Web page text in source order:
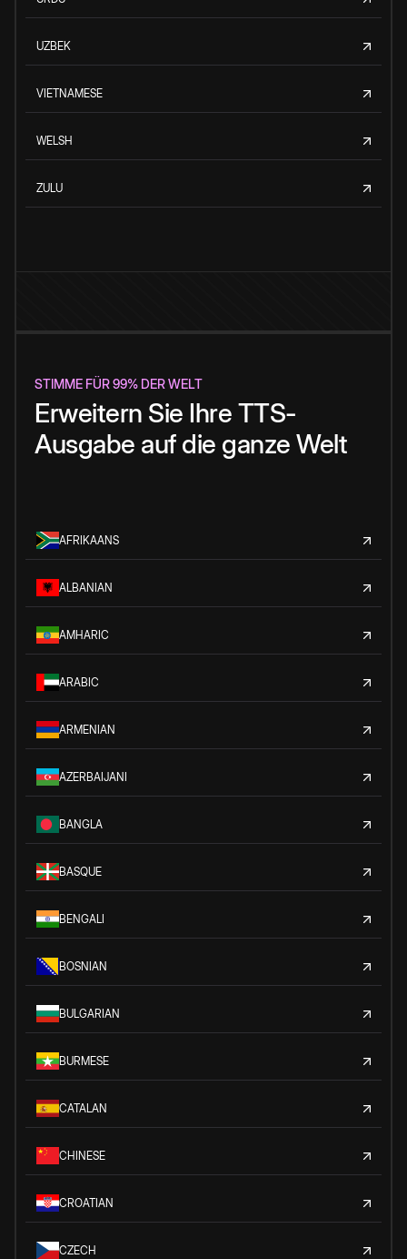
UZBEK
VIETNAMESE
WELSH
ZULU
STIMME FÜR 99% DER WELT
Erweitern Sie Ihre TTS-
Ausgabe auf die ganze Welt
AFRIKAANS
ALBANIAN
AMHARIC
ARABIC
ARMENIAN
AZERBAIJANI
BANGLA
BASQUE
BENGALI
BOSNIAN
BULGARIAN
BURMESE
CATALAN
CHINESE
CROATIAN
CZECH